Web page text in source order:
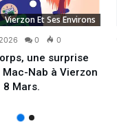
Vierzon Et Ses Environs
0 0
une surprise
Nab à Vierzon
Mars.